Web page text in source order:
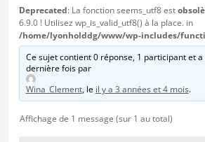
Deprecated: La fonction seems_utf8 est
6.9.0 ! Utilisez wp_is_valid_utf8() à la place. in
/home/lyonholddg/www/wp-includes/
Ce sujet contient 0 réponse, 1 participant et
dernière fois par
Wina_Clement, le il y a 3 années et 4 mois.
Affichage de 1 message (sur 1 au total)